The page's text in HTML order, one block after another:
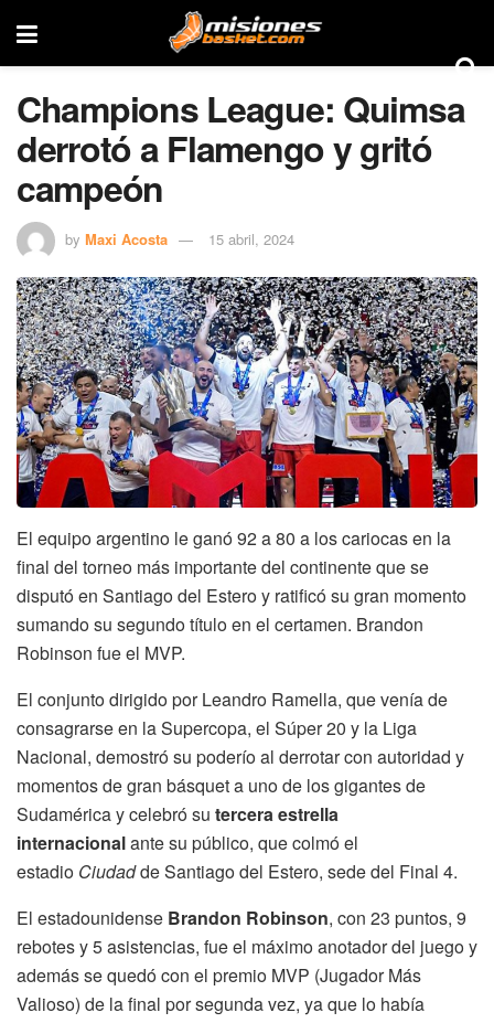
Champions League: Quimsa
derrotó a Flamengo y gritó
campeón
by Maxi Acosta 15 abril, 2024
El equipo argentino le ganó 92 a 80 a los cariocas en la
final del torneo más importante del continente que se
disputó en Santiago del Estero y ratificó su gran momento
sumando su segundo título en el certamen. Brandon
Robinson fue el MVP.
El conjunto dirigido por Leandro Ramella, que venía de
consagrarse en la Supercopa, el Súper 20 y la Liga
Nacional, demostró su poderío al derrotar con autoridad y
momentos de gran básquet a uno de los gigantes de
Sudamérica y celebró su tercera estrella
internacionalante su público, que colmó el
estadio Ciudadde Santiago del Estero, sede del Final 4.
El estadounidense Brandon Robinson, con 23 puntos, 9
rebotes y 5 asistencias, fue el máximo anotador del juego y
además se quedó con el premio MVP (Jugador Más
Valioso) de la final por segunda vez, ya que lo había